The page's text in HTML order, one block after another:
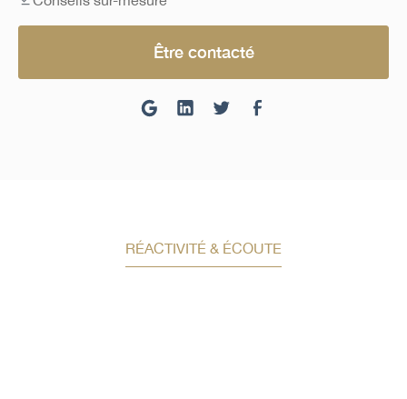
Être contacté
RÉACTIVITÉ & ÉCOUTE